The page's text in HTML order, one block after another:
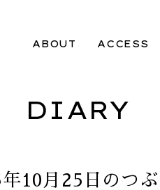
ABOUT ACCESS
DIARY
10月25日のつぶ